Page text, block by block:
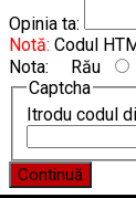
Opinia ta:
Notă: Codul
Nota: Rău
Captcha
Itrodu codul
Continuă